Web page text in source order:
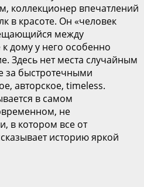
коллекционер впечатлений
в красоте. Он «человек
между
дому у него особенно
Здесь нет места случайным
быстротечными
авторское, timeless.
в самом
не
в котором все от
историю яркой